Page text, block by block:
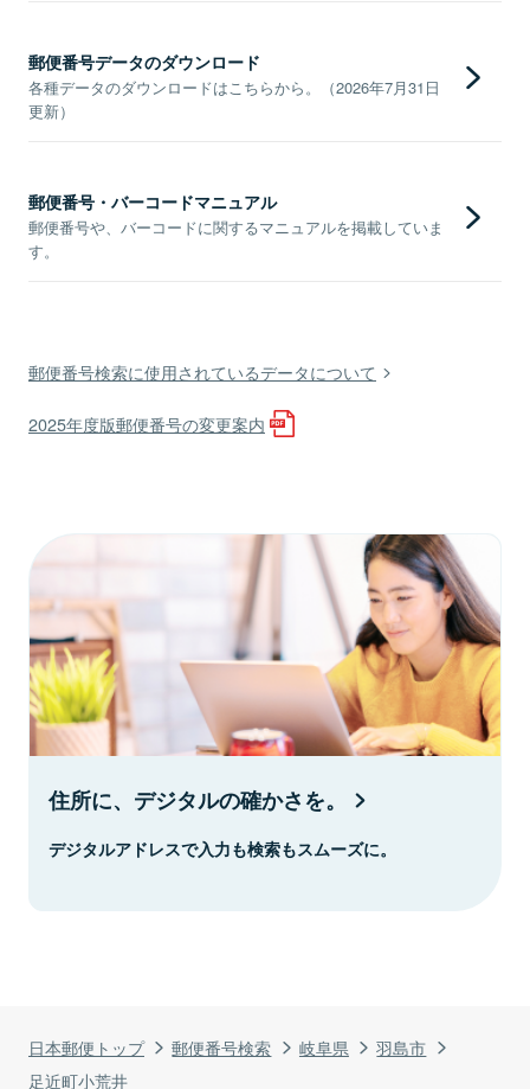
日本郵便トップ 郵便番号検索 岐阜県
羽島市
足近町小荒井
郵便番号データのダウンロード
各種データのダウンロードはこちらから。（2026年7月31日
更新）
郵便番号・バーコードマニュアル
郵便番号や、バーコードに関するマニュアルを掲載していま
す。
郵便番号検索に使用されているデータについて
2025年度版郵便番号の変更案内
住所に、デジタルの確かさを。
デジタルアドレスで入力も検索もスムーズに。